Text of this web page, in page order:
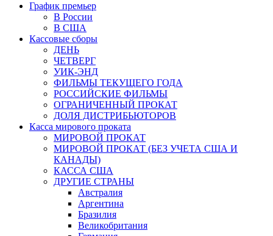
График премьер
В России
В США
Кассовые сборы
ДЕНЬ
ЧЕТВЕРГ
УИК-ЭНД
ФИЛЬМЫ ТЕКУЩЕГО ГОДА
РОССИЙСКИЕ ФИЛЬМЫ
ОГРАНИЧЕННЫЙ ПРОКАТ
ДОЛЯ ДИСТРИБЬЮТОРОВ
Касса мирового проката
МИРОВОЙ ПРОКАТ
МИРОВОЙ ПРОКАТ (БЕЗ УЧЕТА США И
КАНАДЫ)
КАССА США
ДРУГИЕ СТРАНЫ
Австралия
Аргентина
Бразилия
Великобритания